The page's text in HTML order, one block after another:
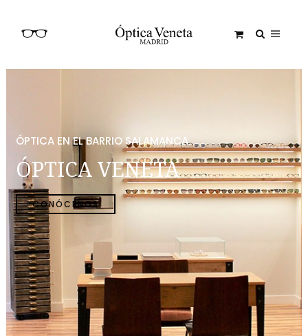
ÓPTICA EN EL BARRIO SALAMANCA
ÓPTICA VENETA
CONÓCENOS